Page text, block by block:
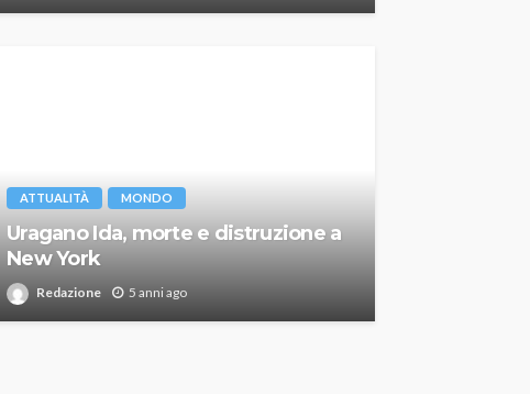
ATTUALITÀ MONDO
Uragano Ida, morte e distruzione a
New York
Redazione 5 anni ago